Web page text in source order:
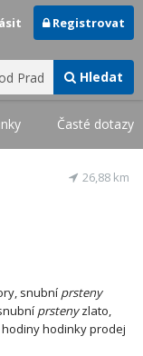
Hledat
Registrovat
Časté dotazy
26,88 km
snubní prsteny
prstenyzlato,
hodinky prodej